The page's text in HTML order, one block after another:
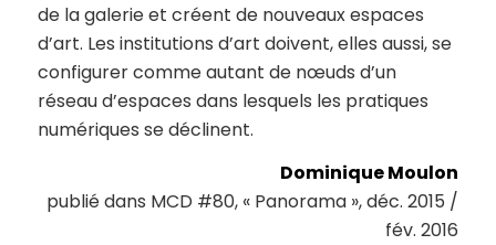
de la galerie et créent de nouveaux espaces
d’art. Les institutions d’art doivent, elles aussi, se
configurer comme autant de nœuds d’un
réseau d’espaces dans lesquels les pratiques
numériques se déclinent.
Dominique Moulon
publié dans MCD #80, « Panorama », déc. 2015 /
fév. 2016